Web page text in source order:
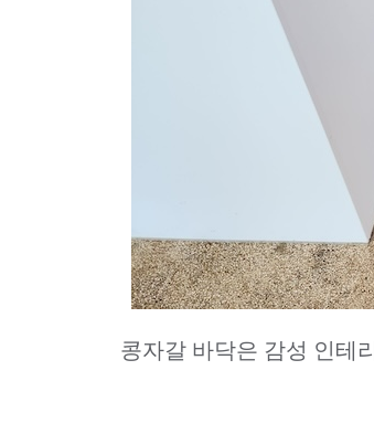
콩자갈 바닥은 감성 인테